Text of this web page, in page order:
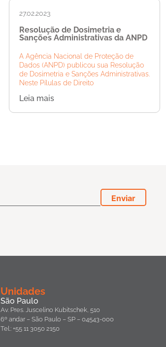
27.02.2023
Resolução de Dosimetria e
Sanções Administrativas da ANPD
A Agência Nacional de Proteção de
Dados (ANPD) publicou sua Resolução
de Dosimetria e Sanções Administrativas.
Neste Pílulas de Direito
Leia mais
Unidades
São Paulo
Av. Pres. Juscelino Kubitschek, 510
6º andar – São Paulo – SP – 04543-000
Tel.: +55 11 3050 2150